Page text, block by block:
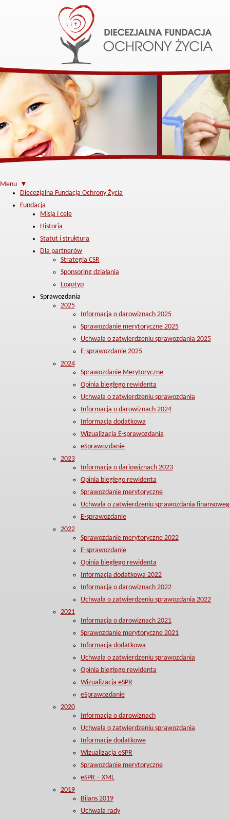
Menu ▼
Diecezjalna Fundacja Ochrony Życia
Fundacja
Misja i cele
Historia
Statut i struktura
Dla partnerów
Strategia CSR
Sponsoring działania
Logotyp
Sprawozdania
2025
Informacja o darowiznach 2025
Sprawozdanie merytoryczne 2025
Uchwała o zatwierdzeniu sprawozdania 2025
E-sprawozdanie 2025
2024
Sprawozdanie Merytoryczne
Opinia biegłego rewidenta
Uchwała o zatwierdzeniu sprawozdania
Informacja o darowiznach 2024
Informacja dodatkowa
Wizualizacja E-sprawozdania
eSprawozdanie
2023
Informacja o dariowiznach 2023
Opinia biegłego rewidenta
Sprawozdanie merytoryczne
Uchwała o zatwierdzeniu sprawozdania
E-sprawozdanie
2022
Sprawozdanie merytoryczne 2022
E-sprawozdanie
Opinia biegłego rewidenta
Informacja dodatkowa 2022
Informacja o darowiznach 2022
Uchwała o zatwierdzeniu sprawozdania 2022
2021
Informacja o darowiznach 2021
Sprawozdanie merytoryczne 2021
Informacja dodatkowa
Uchwała o zatwierdzeniu sprawozdania
Opinia biegłego rewidenta
Wizualizacja eSPR
eSprawozdanie
2020
Informacja o darowiznach
Uchwała o zatwierdzeniu sprawozdania
Informacje dodatkowe
Wizualizacja eSPR
Sprawozdanie merytoryczne
eSPR – XML
2019
Bilans 2019
Uchwała rady